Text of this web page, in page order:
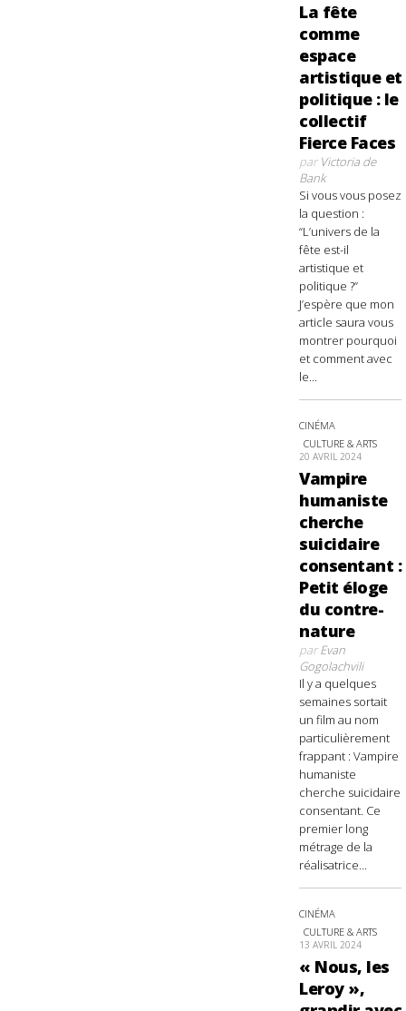
La fête
comme
espace
artistique et
politique : le
collectif
Fierce Faces
parVictoria de
Bank
Si vous vous posez
la question :
“L’univers de la
fête est-il
artistique et
politique ?”
J’espère que mon
article saura vous
montrer pourquoi
et comment avec
le...
CINÉMA
CULTURE & ARTS
20 AVRIL 2024
Vampire
humaniste
cherche
suicidaire
consentant :
Petit éloge
du contre-
nature
parEvan
Gogolachvili
Il y a quelques
semaines sortait
un film au nom
particulièrement
frappant : Vampire
humaniste
cherche suicidaire
consentant. Ce
premier long
métrage de la
réalisatrice...
CINÉMA
CULTURE & ARTS
13 AVRIL 2024
« Nous, les
Leroy »,